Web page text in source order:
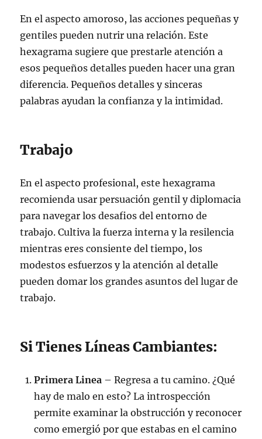
En el aspecto amoroso, las acciones pequeñas y
gentiles pueden nutrir una relación. Este
hexagrama sugiere que prestarle atención a
esos pequeños detalles pueden hacer una gran
diferencia. Pequeños detalles y sinceras
palabras ayudan la confianza y la intimidad.
Trabajo
En el aspecto profesional, este hexagrama
recomienda usar persuación gentil y diplomacia
para navegar los desafios del entorno de
trabajo. Cultiva la fuerza interna y la resilencia
mientras eres consiente del tiempo, los
modestos esfuerzos y la atención al detalle
pueden domar los grandes asuntos del lugar de
trabajo.
Si Tienes Líneas Cambiantes:
Primera Linea – Regresa a tu camino. ¿Qué
hay de malo en esto? La introspección
permite examinar la obstrucción y reconocer
como emergió por que estabas en el camino